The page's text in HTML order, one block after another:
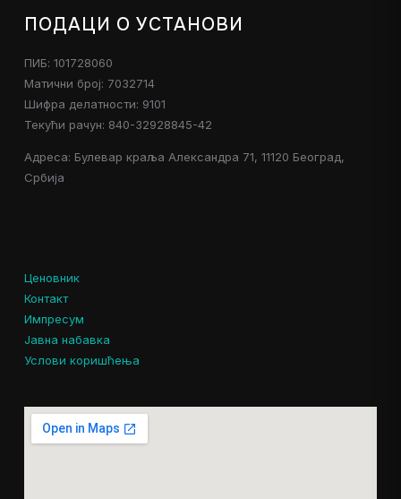
ПОДАЦИ О УСТАНОВИ
ПИБ: 101728060
Матични број: 7032714
Шифра делатности: 9101
Текући рачун: 840-32928845-42
Адреса: Булевар краља Александра 71, 11120 Београд,
Србија
Ценовник
Контакт
Импресум
Јавна набавка
Услови коришћења